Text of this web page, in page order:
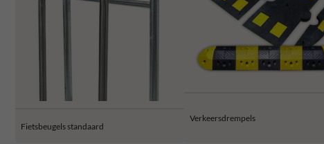
Fietsbeugels standaard
Verkeersdrempels